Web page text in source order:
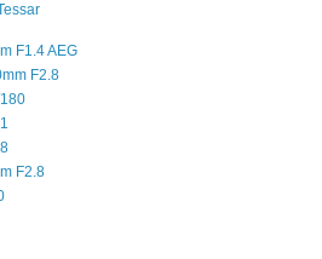
F1.4 AEG
F2.8
F2.8